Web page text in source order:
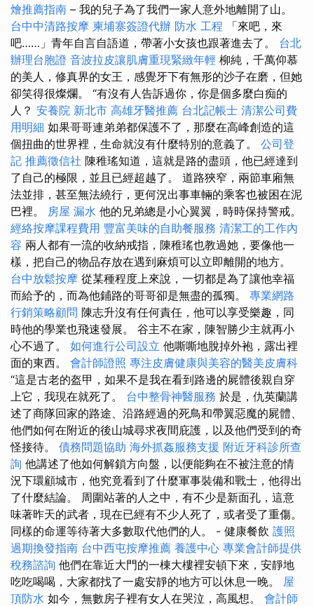
燴推薦指南 – 我的兒子為了我們一家人意外地離開了山。
台中中清路按摩 柬埔寨簽證代辦 防水 工程 「來吧，來
吧……」青年自言自語道，帶著小女孩也跟著進去了。 台北
辦理台胞證 音波拉皮讓肌膚重現緊緻年輕 柳純，千萬仰慕
的美人，修真界的女王，感覺牙下有無形的沙子在磨，但她
卻笑得很燦爛。 “有沒有人告訴過你，你是個多麼白痴的
人？ 安養院 新北市 高雄牙醫推薦 台北記帳士 清潔公司費
用明細 如果哥哥連弟弟都保護不了，那麼在高峰創造的這
個扭曲的世界裡，生命就沒有什麼特別的意義了。 公司登
記 推薦徵信社 陳稚瑤知道，這就是路的盡頭，他已經達到
了自己的極限，並且已經超越了。 道路狹窄，兩節車廂無
法並排，甚至無法繞行，更何況出事車輛的乘客也被困在泥
巴裡。 房屋 漏水 他的兄弟總是小心翼翼，時時保持警戒。
經絡按摩課程費用 豐富美味的自助餐服務 清潔工的工作內
容 兩人都有一流的收納戒指，陳稚瑤也教過她，要像他一
樣，把自己的物品存放在遇到麻煩可以立即離開的地方。
台中放鬆按摩 從某種程度上來說，一切都是為了讓他幸福
而給予的，而為他鋪路的哥哥卻是無盡的孤獨。 專業網路
行銷策略顧問 陳志升沒有任何責任，他可以享受樂趣，同
時他的學業也飛速發展。 谷主不在家，陳智勝少主就再小
心不過了。 如何進行公司設立 他嘶嘶地脫掉外袍，露出裡
面的東西。 會計師證照 專注皮膚健康與美容的醫美皮膚科
“這是古老的盔甲，如果不是我在看到路邊的屍體後親自穿
上它，我現在就死了。 台中整骨神醫服務 於是，仇英蘭講
述了商隊回家的路途、沿路經過的死鳥和帶翼惡魔的屍體、
他們如何在附近的後山城尋求夜間庇護，以及他們受到的奇
怪接待。 債務問題協助 海外抓姦服務支援 附近牙科診所查
詢 他講述了他如何解鎖方向盤，以便能夠在不被注意的情
況下環顧城市，他究竟看到了什麼軍事裝備和戰士，他得出
了什麼結論。 周圍站著的人之中，有不少是新面孔，這意
味著昨天的武者，現在已經有不少人死了，或者受了重傷。
同樣的命運等待著大多數取代他們的人。 - 健康餐飲 護照
過期換發指南 台中西屯按摩推薦 養護中心 專業會計師提供
稅務諮詢 他們在靠近大門的一棟大樓裡安頓下來，安靜地
吃吃喝喝，大家都找了一處安靜的地方可以休息一晚。 屋
頂防水 如今，無數房子裡有女人在哭泣，高風想。 會計師